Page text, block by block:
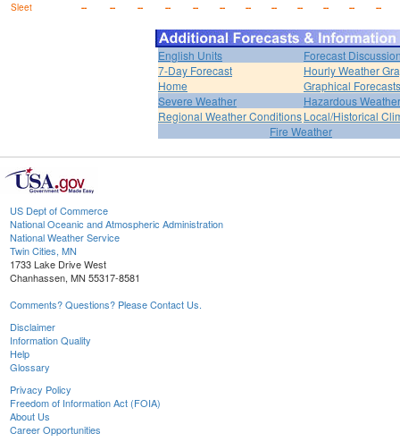
Sleet
-- -- -- -- -- -- -- -- -- -- -- --
English Units
Forecast
7-Day Forecast
Hourly Weather
Home
Graphical Forecasts
Severe Weather
Hazardous
Regional Weather ConditionsLocal/Historical
Fire Weather
US Dept of Commerce
National Oceanic and Atmospheric Administration
National Weather Service
Twin Cities, MN
1733 Lake Drive West
Chanhassen, MN 55317-8581
Comments? Questions? Please Contact Us.
Disclaimer
Information Quality
Help
Glossary
Privacy Policy
Freedom of Information Act (FOIA)
About Us
Career Opportunities